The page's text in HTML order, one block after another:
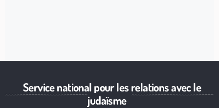
Service national pour les relations avec le
judaïsme